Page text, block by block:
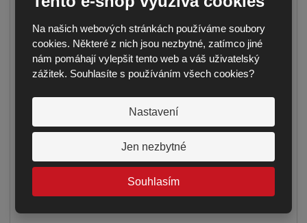
Na našich webových stránkách používáme soubory
cookies. Některé z nich jsou nezbytné, zatímco jiné
nám pomáhají vylepšit tento web a váš uživatelský
zážitek. Souhlasíte s používáním všech cookies?
Nastavení
Jen nezbytné
Souhlasím